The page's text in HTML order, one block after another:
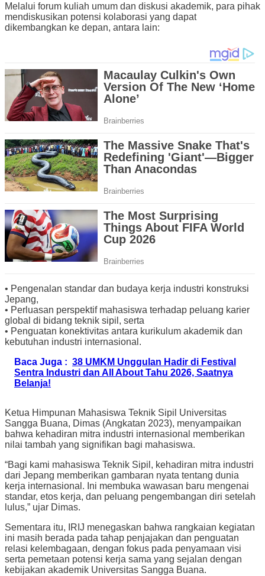
Melalui forum kuliah umum dan diskusi akademik, para pihak
mendiskusikan potensi kolaborasi yang dapat
dikembangkan ke depan, antara lain:
• Pengenalan standar dan budaya kerja industri konstruksi
Jepang,
• Perluasan perspektif mahasiswa terhadap peluang karier
global di bidang teknik sipil, serta
• Penguatan konektivitas antara kurikulum akademik dan
kebutuhan industri internasional.
Baca Juga : 38 UMKM Unggulan Hadir di Festival
Sentra Industri dan All About Tahu 2026, Saatnya
Belanja!
Ketua Himpunan Mahasiswa Teknik Sipil Universitas
Sangga Buana, Dimas (Angkatan 2023), menyampaikan
bahwa kehadiran mitra industri internasional memberikan
nilai tambah yang signifikan bagi mahasiswa.
“Bagi kami mahasiswa Teknik Sipil, kehadiran mitra industri
dari Jepang memberikan gambaran nyata tentang dunia
kerja internasional. Ini membuka wawasan baru mengenai
standar, etos kerja, dan peluang pengembangan diri setelah
lulus,” ujar Dimas.
Sementara itu, IRIJ menegaskan bahwa rangkaian kegiatan
ini masih berada pada tahap penjajakan dan penguatan
relasi kelembagaan, dengan fokus pada penyamaan visi
serta pemetaan potensi kerja sama yang sejalan dengan
kebijakan akademik Universitas Sangga Buana.